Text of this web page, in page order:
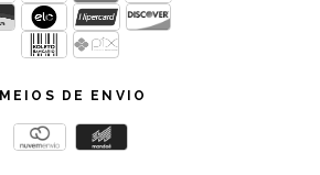
MEIOS DE ENVIO